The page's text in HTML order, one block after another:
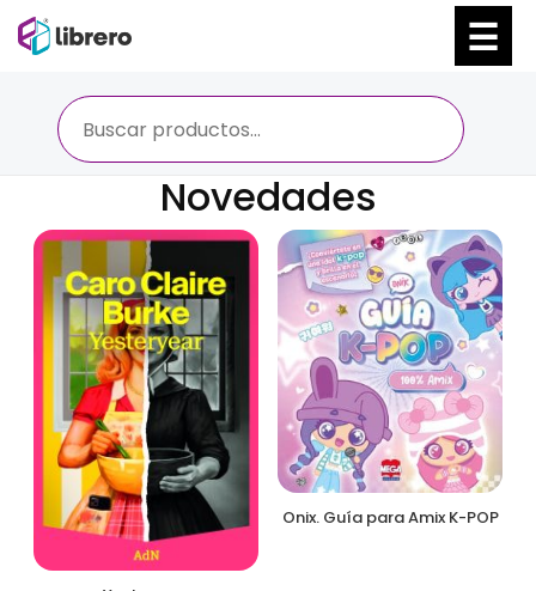
Novedades
Onix. Guía para Amix K-POP